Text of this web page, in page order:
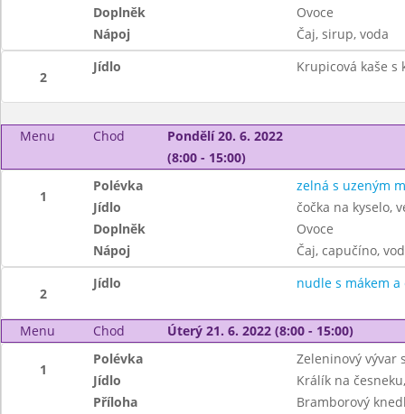
Doplněk
Ovoce
Nápoj
Čaj, sirup, voda
2
Jídlo Krupicová kaše s
Menu Chod
Pondělí 20. 6. 2022
(8:00 - 15:00)
1
Polévka
zelná s uzeným
Jídlo
čočka na kyselo,
Doplněk
Ovoce
Nápoj
Čaj, capučíno,
2
Jídlo nudle s mákem a
Menu Chod Úterý 21. 6. 2022 (8:00 - 15:00)
1
Polévka
Zeleninový vývar
Jídlo
Králík na
Příloha
Bramborový